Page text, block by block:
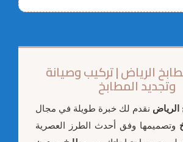
الرياض | تركيب وصيانة
وتجديد المطابخ
الرياض نقدم لك خبرة طويلة في مجال
وتصميمها وفق أحدث الطرز العصرية